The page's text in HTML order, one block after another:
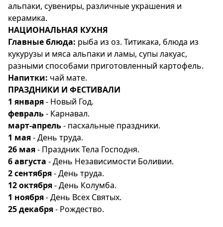
альпаки, сувениры, различные украшения и
керамика.
НАЦИОНАЛЬНАЯ КУХНЯ
Главные блюда: рыба из оз. Титикака, блюда из
кукурузы и мяса альпаки и ламы, супы лакуас,
разными способами приготовленный картофель.
Напитки: чай мате.
ПРАЗДНИКИ И ФЕСТИВАЛИ
1 января- Новый Год.
февраль- Карнавал.
март-апрель- пасхальные праздники.
1 мая- День труда.
26 мая- Праздник Тела Господня.
6 августа - День Независимости Боливии.
2 сентября- День труда.
12 октября- День Колумба.
1 ноября- День Всех Святых.
25 декабря- Рождество.